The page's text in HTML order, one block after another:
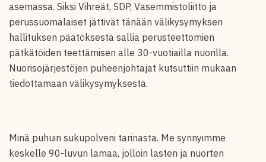
asemassa. Siksi Vihreät, SDP, Vasemmistoliitto ja
perussuomalaiset jättivät tänään välikysymyksen
hallituksen päätöksestä sallia perusteettomien
pätkätöiden teettämisen alle 30-vuotiailla nuorilla.
Nuorisojärjestöjen puheenjohtajat kutsuttiin mukaan
tiedottamaan välikysymyksestä.
Minä puhuin sukupolveni tarinasta. Me synnyimme
keskelle 90-luvun lamaa, jolloin lasten ja nuorten